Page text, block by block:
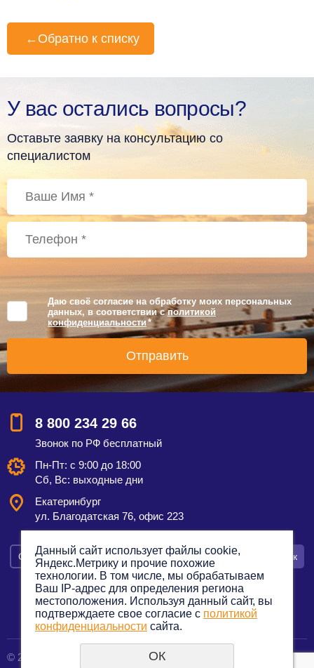
← Обратно к списку
У вас остались вопросы?
Оставьте заявку на консультацию со
специалистом
Даю своё согласие на обработку моих персональных
данных, в соответствии сполитикой
конфиденциальности *
8 800 234 29 66
Звонок по РФ бесплатный
Пн-Пт: с 9:00 до 18:00
Сб, Вс: выходные дни
Екатеринбург
ул. Благодатская 76, офис 223
Смотреть на карте Оставить заявку Заказать звонок
Политика конфиденциальности
© 2012—2023. Все права защищены.
Данный сайт использует файлы cookie,
Яндекс.Метрику и прочие похожие
технологии. В том числе, мы обрабатываем
Ваш IP-адрес для определения региона
местоположения. Используя данный сайт, вы
подтверждаете свое согласие с политикой
конфиденциальности сайта.
ОК